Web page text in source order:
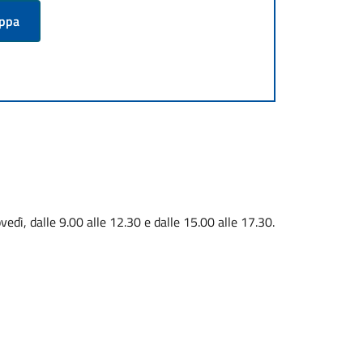
dalle 9.00 alle 12.30 e dalle 15.00 alle 17.30.